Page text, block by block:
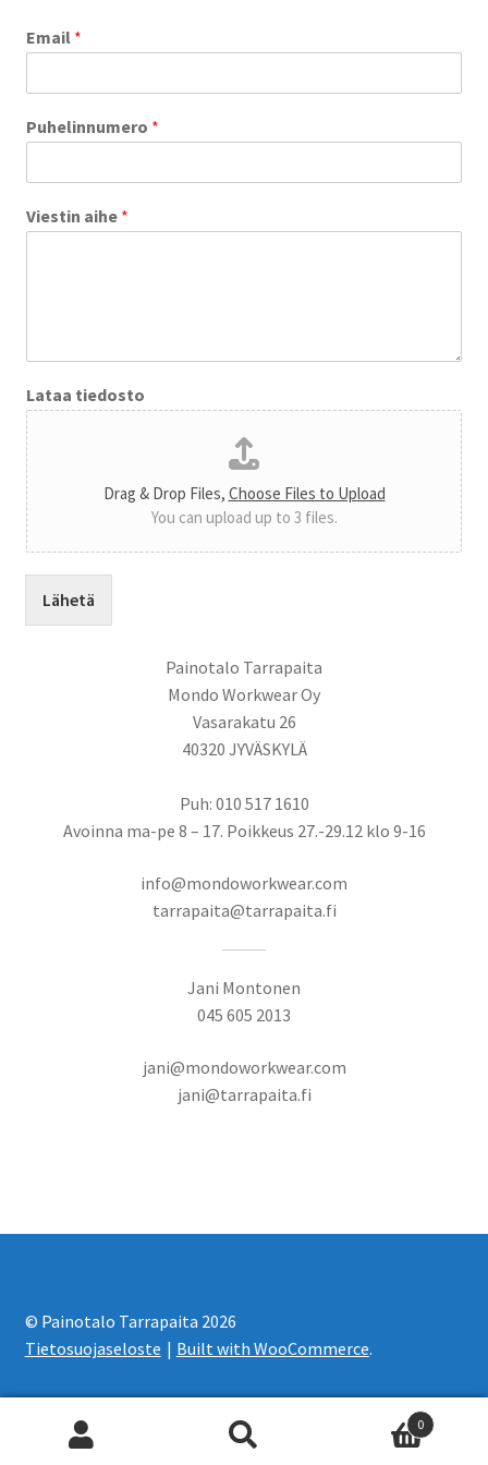
Email *
Puhelinnumero *
Viestin aihe *
Lataa tiedosto
Drag & Drop Files, Choose Files to Upload
You can upload up to 3 files.
Lähetä
Painotalo Tarrapaita
Mondo Workwear Oy
Vasarakatu 26
40320 JYVÄSKYLÄ
Puh: 010 517 1610
Avoinna ma-pe 8 – 17. Poikkeus 27.-29.12 klo 9-16
info@mondoworkwear.com
tarrapaita@tarrapaita.fi
Jani Montonen
045 605 2013
jani@mondoworkwear.com
jani@tarrapaita.fi
© Painotalo Tarrapaita 2026
Tietosuojaseloste
Built with WooCommerce.
0